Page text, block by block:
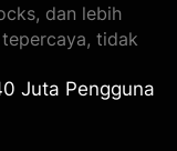
dan lebih
tidak
Juta Pengguna